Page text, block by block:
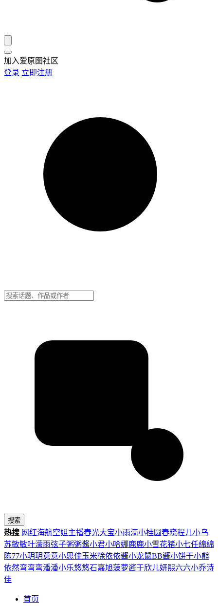
加入爱原图社区
登录 立即注册
搜索
热搜 网红海航空姐 主播春光大宝小雨滴小桂圆春晓程儿小乌
苏敏敏叶濛雨弦子粥粥酱小君小哈娜鹿鹿小雪花猪小七任绵绵
陈77小玥玥意意小思佳玉米徐依依酱小龙鼠BB酱小饼干小熊
依然弯弯弯潘潘小乐悠悠石嘉旭菠萝酱于欣儿妍熙六六小乔诗
佳
首页